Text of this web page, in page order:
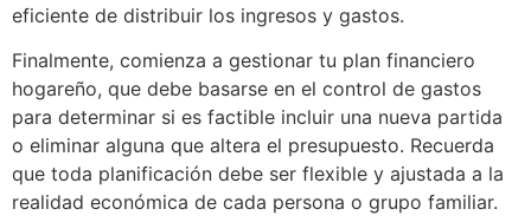
eficiente de distribuir los ingresos y gastos.
Finalmente, ‍comienza a gestionar tu plan financiero
hogareño, que debe basarse en el control de gastos
para determinar si es factible incluir una nueva partida
o eliminar alguna que altera el presupuesto. Recuerda
que toda planificación debe ser flexible y ajustada a la
realidad económica de cada persona o grupo familiar.